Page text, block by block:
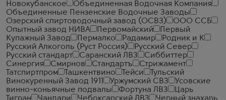
Новокубанское
Объединенная Водочная Компания
Объединенные Пензенские Водочные Заводы
Озерский спиртоводочный завод (ОСВЗ)
ООО ССБ
Опытный завод НИВА
Первомайский
Первый
Купажный Завод
Пермалко Радамир
Родник и К
Русский Алкоголь (Руст Россия)
Русский Север
Русский стандарт
Саранский ЛВЗ
Сиббиттер
Синергия
Смирнов Стандартъ
Стрижамент
Татспиртпром
Ташкентвино Тейси
Тульский
Винокуренный Завод 1911
Уржумский СВЗ
Усовские
винно-коньячные подвалы
Фортуна ЛВЗ
Царь